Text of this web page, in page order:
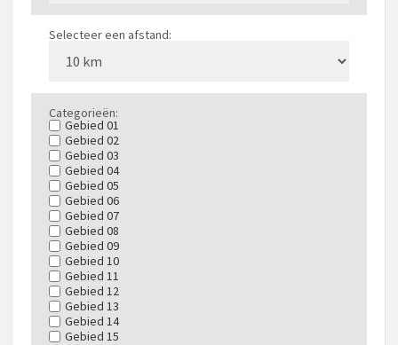
Selecteer een afstand:
Categorieën:
Gebied 01
Gebied 02
Gebied 03
Gebied 04
Gebied 05
Gebied 06
Gebied 07
Gebied 08
Gebied 09
Gebied 10
Gebied 11
Gebied 12
Gebied 13
Gebied 14
Gebied 15